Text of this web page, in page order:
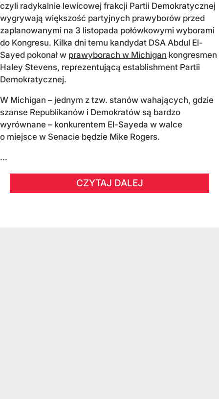
czyli radykalnie lewicowej frakcji Partii Demokratycznej
wygrywają większość partyjnych prawyborów przed
zaplanowanymi na 3 listopada połówkowymi wyborami
do Kongresu. Kilka dni temu kandydat DSA Abdul El-
Sayed pokonał w prawyborach w Michigan kongresmen
Haley Stevens, reprezentującą establishment Partii
Demokratycznej.
W Michigan – jednym z tzw. stanów wahających, gdzie
szanse Republikanów i Demokratów są bardzo
wyrównane – konkurentem El-Sayeda w walce
o miejsce w Senacie będzie Mike Rogers.
...
CZYTAJ DALEJ